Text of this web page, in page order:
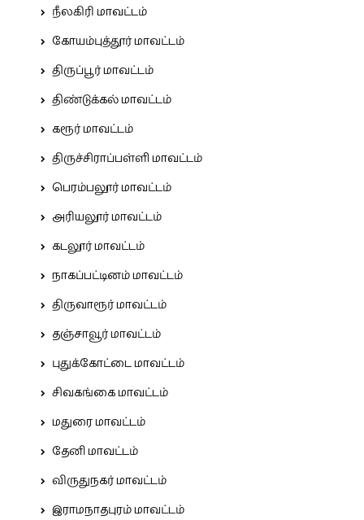
நீலகிரி மாவட்டம்
கோயம்புத்தூர் மாவட்டம்
திருப்பூர் மாவட்டம்
திண்டுக்கல் மாவட்டம்
கரூர் மாவட்டம்
திருச்சிராப்பள்ளி மாவட்டம்
பெரம்பலூர் மாவட்டம்
அரியலூர் மாவட்டம்
கடலூர் மாவட்டம்
நாகப்பட்டினம் மாவட்டம்
திருவாரூர் மாவட்டம்
தஞ்சாவூர் மாவட்டம்
புதுக்கோட்டை மாவட்டம்
சிவகங்கை மாவட்டம்
மதுரை மாவட்டம்
தேனி மாவட்டம்
விருதுநகர் மாவட்டம்
இராமநாதபுரம் மாவட்டம்